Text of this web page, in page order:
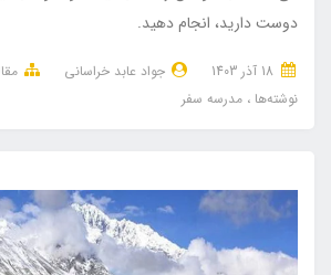
دوست دارید، انجام دهید.
جواد عابد خراسانی
نوشته‌ها
مدرسه سفر